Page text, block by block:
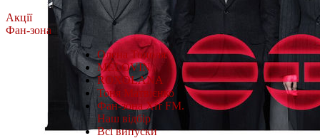
Акції
Фан-зона
Олена Тополя
MÉLOVIN
ROXOLANA
Тоня Матвієнко
Фан-зона Хіт FM.
Наш відбір
Всі випуски